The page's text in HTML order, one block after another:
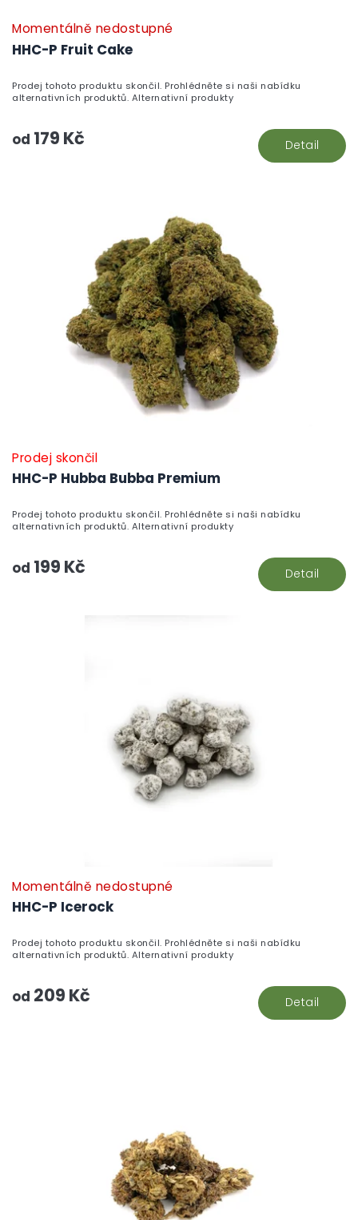
HHC-P Fruit Cake
Momentálně nedostupné
od 179 Kč Detail
Prodej tohoto produktu skončil. Prohlédněte si naši nabídku
alternativních produktů. Alternativní produkty
HHC-P Hubba Bubba Premium
Prodej skončil
od 199 Kč Detail
Prodej tohoto produktu skončil. Prohlédněte si naši nabídku
alternativních produktů. Alternativní produkty
HHC-P Icerock
Momentálně nedostupné
od 209 Kč Detail
Prodej tohoto produktu skončil. Prohlédněte si naši nabídku
alternativních produktů. Alternativní produkty